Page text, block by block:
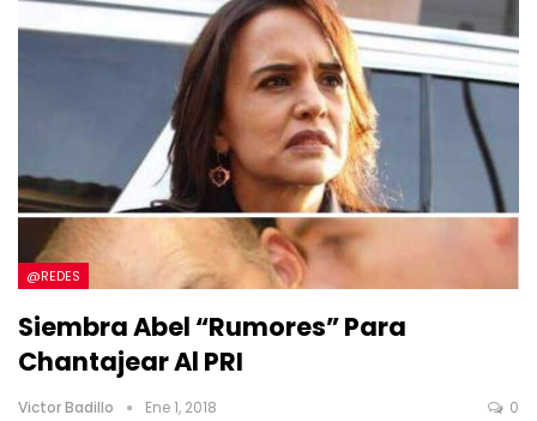
@REDES
Siembra Abel “rumores” Para
Chantajear Al PRI
Victor Badillo Ene 1, 2018 0